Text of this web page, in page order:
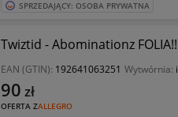
SPRZEDAJĄCY: OSOBA PRYWATNA
Twiztid - Abominationz
EAN (GTIN): 192641063251 Wytwórnia:
OFERTA ZALLEGRO
90 zł